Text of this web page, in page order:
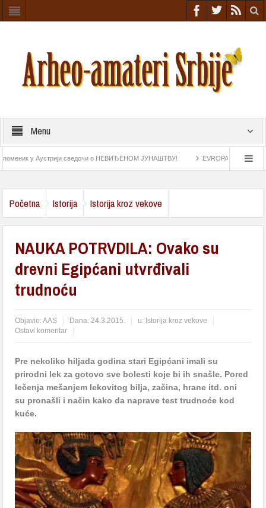
Menu
у Аустрији сведочи о НЕВИЂЕНОМ ЈУНАШТВУ! EVROPA NIŠTA
Početna Istorija Istorija kroz vekove
NAUKA POTRVDILA: Ovako su
drevni Egipćani utvrđivali
trudnoću
Objavio:AAS Dana:24.3.2015. u: Istorija kroz vekove
Ostavi komentar
Pre nekoliko hiljada godina stari Egipćani imali su
prirodni lek za gotovo sve bolesti koje bi ih snašle. Pored
lečenja mešanjem lekovitog bilja, začina, hrane itd. oni
su pronašli i način kako da naprave test trudnoće kod
kuće.